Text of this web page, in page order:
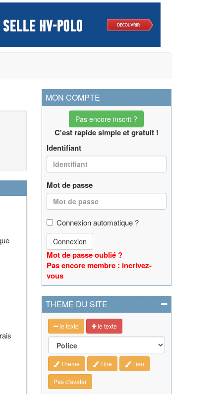
MON COMPTE
Pas encore inscrit ?
C'est rapide simple et gratuit !
Identifiant
Mot de passe
Connexion automatique ?
Connexion
Mot de passe oublié ?
Pas encore membre : incrivez-
vous
THEME DU SITE
le texte le texte
Theme Titre Lien
Pas d'avatar